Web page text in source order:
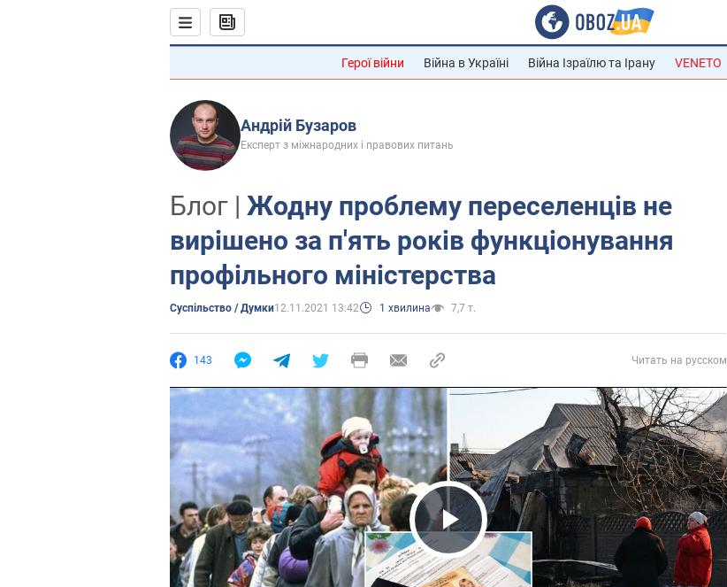
Герої війни Війна в Україні Війна Ізраїлю та Ірану VENETO
Андрій Бузаров
Експерт з міжнародних і правових питань
Блог | Жодну проблему переселенців не
вирішено за п'ять років функціонування
профільного міністерства
Суспільство / Думки12.11.2021 13:42 1 хвилина 7,7 т.
143 Читать на русском
Play Video